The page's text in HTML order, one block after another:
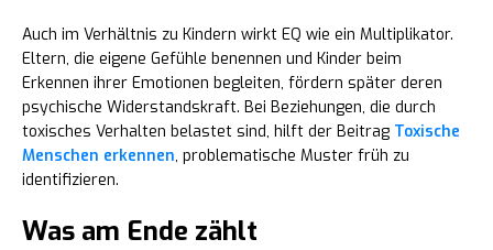
Auch im Verhältnis zu Kindern wirkt EQ wie ein Multiplikator.
Eltern, die eigene Gefühle benennen und Kinder beim
Erkennen ihrer Emotionen begleiten, fördern später deren
psychische Widerstandskraft. Bei Beziehungen, die durch
toxisches Verhalten belastet sind, hilft der Beitrag Toxische
Menschen erkennen, problematische Muster früh zu
identifizieren.
Was am Ende zählt